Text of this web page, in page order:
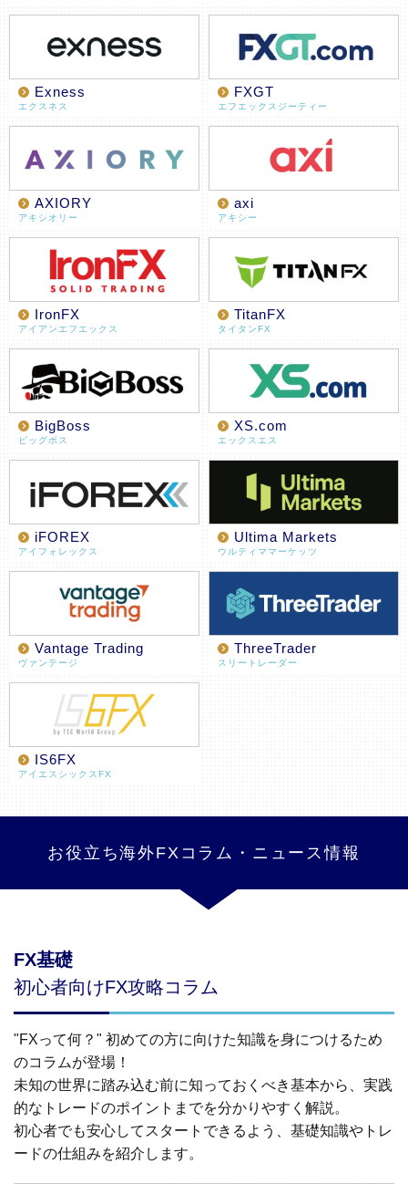
Exness
エクスネス
FXGT
エフエックスジーティー
AXIORY
アキシオリー
axi
アキシー
IronFX
アイアンエフエックス
TitanFX
タイタンFX
BigBoss
ビッグボス
XS.com
エックスエス
iFOREX
アイフォレックス
Ultima Markets
ウルティママーケッツ
Vantage Trading
ヴァンテージ
ThreeTrader
スリートレーダー
IS6FX
アイエスシックスFX
お役立ち海外FXコラム・ニュース情報
FX基礎
初心者向けFX攻略コラム
"FXって何？" 初めての方に向けた知識を身につけるため
のコラムが登場！
未知の世界に踏み込む前に知っておくべき基本から、実践
的なトレードのポイントまでを分かりやすく解説。
初心者でも安心してスタートできるよう、基礎知識やトレ
ードの仕組みを紹介します。